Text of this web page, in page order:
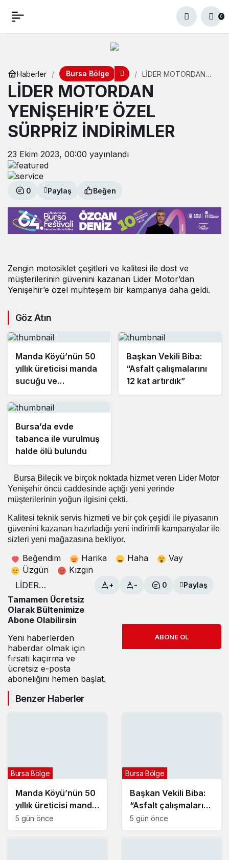
0
Haberler Bursa Bölge
LİDER MOTORDAN
SÜRPRİZ İNDİRİMLER
LİDER MOTORDAN
YENİŞEHİR’E ÖZEL
SÜRPRİZ İNDİRİMLER
23 Ekim 2023, 00:00 yayınlandı
0 Paylaş Beğen
Zengin motosiklet çeşitleri ve kalitesi ile dost ve
müşterilerinin güvenini kazanan Lider Motor’dan
Yenişehir’e özel muhteşem bir kampanya daha geldi.
Göz Atın
Manda Köyü’nün 50
yıllık üreticisi manda
sucuğu ve
oluşturdu
Başkan Vekili Biba:
“Asfalt çalışmalarını
12 kat artırdık”
Bursa’da evde
tabanca ile vurulmuş
halde ölü bulundu
Bursa Bilecik ve birçok noktada hizmet veren Lider Motor
Yenişehir öncü caddesinde açtığı yeni yerinde
müşterilerinin yoğun ilgisini çekti.
Kalitesi teknik servis hizmeti ve bir çok çeşidi ile piyasanın
güvenini kazanan hazırladığı yeni indirimli kampanyalar ile
sizleri yeni mağazasına bekliyor.
Beğendim Harika Haha
Vay
Üzgün
Kızgın
LİDER
MOTORDAN
YENİŞEHİR’E
ÖZEL SÜRPRİZ
İNDİRİMLER
+ - 0 Paylaş
Tamamen Ücretsiz
Olarak Bültenimize
Abone Olabilirsin
Yeni haberlerden
haberdar olmak için
fırsatı kaçırma ve
ücretsiz e-posta
aboneliğini hemen başlat.
ABONE OL
Benzer Haberler
Manda Köyü’nün 50
yıllık üreticisi manda
sucuğu ve
Bursa Bölge
5 gün önce
Başkan Vekili Biba:
“Asfalt çalışmalarını
12 kat artırdık”
Bursa Bölge
5 gün önce